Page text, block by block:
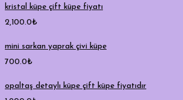
kristal küpe çift küpe fiyatı
2,100.0₺
mini sarkan yaprak çivi küpe
700.0₺
opaltaş detaylı küpe çift küpe fiyatıdır